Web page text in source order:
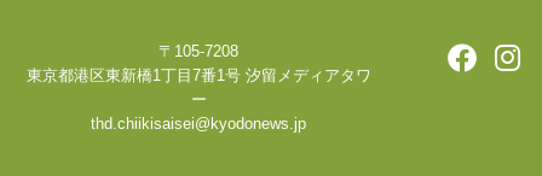
〒105-7208
東京都港区東新橋1丁目7番1号 汐留メディアタワ
ー
thd.chiikisaisei@kyodonews.jp